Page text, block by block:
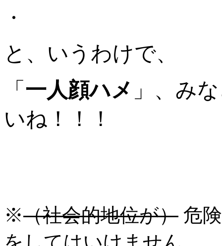
・
と、いうわけで、
「 一人顔ハメ 」、み
いね！！！
※（社会的地位が） 危